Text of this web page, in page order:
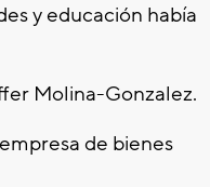
y educación había
Molina-Gonzalez.
de bienes